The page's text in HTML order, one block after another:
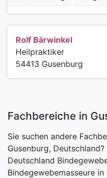
Rolf Bärwinkel
Heilpraktiker
54413 Gusenburg
Fachbereiche in
Sie suchen andere
Gusenburg,
Deutschland
Bindegewebemasseure